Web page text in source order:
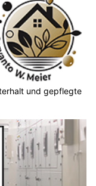
und gepflegte